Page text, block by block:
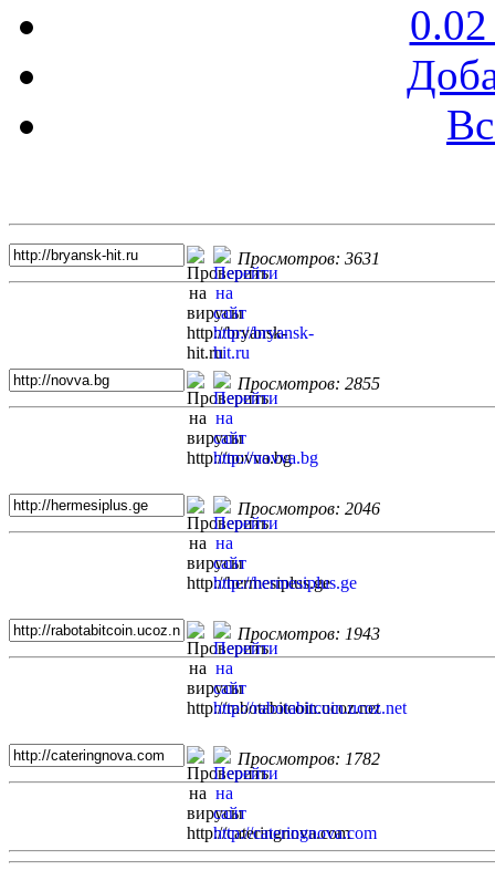
Просмотров: 3631
Просмотров: 2855
Просмотров: 2046
Просмотров: 1943
Просмотров: 1782